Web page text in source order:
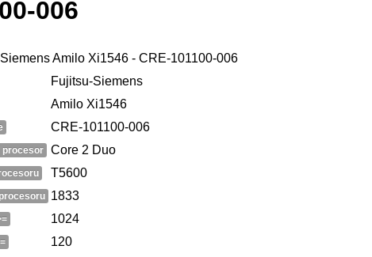
006
Fujitsu-Siemens
Amilo Xi1546
CRE-101100-006
procesor Core 2 Duo
T5600
1833
1024
120